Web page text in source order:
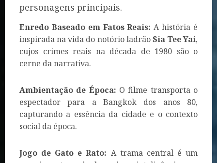
personagens principais.
Enredo Baseado em Fatos Reais: A história é
inspirada na vida do notório ladrãoSia Tee Yai,
cujos crimes reais na década de 1980 são o
cerne da narrativa.
Ambientação de Época: O filme transporta o
espectador para a Bangkok dos anos 80,
capturando a essência da cidade e o contexto
social da época.
Jogo de Gato e Rato: A trama central é um